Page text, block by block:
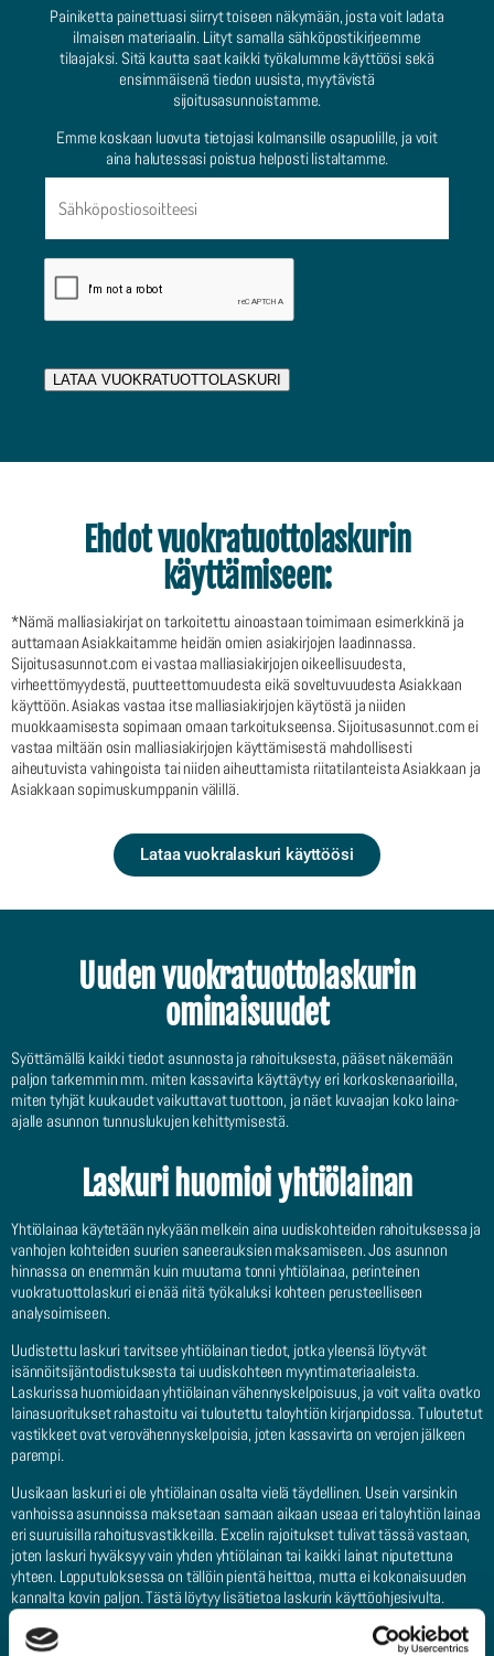
Painiketta painettuasi siirryt toiseen näkymään, josta voit ladata
ilmaisen materiaalin. Liityt samalla sähköpostikirjeemme
tilaajaksi. Sitä kautta saat kaikki työkalumme käyttöösi sekä
ensimmäisenä tiedon uusista, myytävistä
sijoitusasunnoistamme.
Emme koskaan luovuta tietojasi kolmansille osapuolille, ja voit
aina halutessasi poistua helposti listaltamme.
LATAA VUOKRATUOTTOLASKURI
Ehdot vuokratuottolaskurin
käyttämiseen:
*Nämä malliasiakirjat on tarkoitettu ainoastaan toimimaan esimerkkinä ja
auttamaan Asiakkaitamme heidän omien asiakirjojen laadinnassa.
Sijoitusasunnot.com ei vastaa malliasiakirjojen oikeellisuudesta,
virheettömyydestä, puutteettomuudesta eikä soveltuvuudesta Asiakkaan
käyttöön. Asiakas vastaa itse malliasiakirjojen käytöstä ja niiden
muokkaamisesta sopimaan omaan tarkoitukseensa. Sijoitusasunnot.com ei
vastaa miltään osin malliasiakirjojen käyttämisestä mahdollisesti
aiheutuvista vahingoista tai niiden aiheuttamista riitatilanteista Asiakkaan ja
Asiakkaan sopimuskumppanin välillä.
Lataa vuokralaskuri käyttöösi
Uuden vuokratuottolaskurin
ominaisuudet
Syöttämällä kaikki tiedot asunnosta ja rahoituksesta, pääset näkemään
paljon tarkemmin mm. miten kassavirta käyttäytyy eri korkoskenaarioilla,
miten tyhjät kuukaudet vaikuttavat tuottoon, ja näet kuvaajan koko laina-
ajalle asunnon tunnuslukujen kehittymisestä.
Laskuri huomioi yhtiölainan
Yhtiölainaa käytetään nykyään melkein aina uudiskohteiden rahoituksessa ja
vanhojen kohteiden suurien saneerauksien maksamiseen. Jos asunnon
hinnassa on enemmän kuin muutama tonni yhtiölainaa, perinteinen
vuokratuottolaskuri ei enää riitä työkaluksi kohteen perusteelliseen
analysoimiseen.
Uudistettu laskuri tarvitsee yhtiölainan tiedot, jotka yleensä löytyvät
isännöitsijäntodistuksesta tai uudiskohteen myyntimateriaaleista.
Laskurissa huomioidaan yhtiölainan vähennyskelpoisuus, ja voit valita ovatko
lainasuoritukset rahastoitu vai tuloutettu taloyhtiön kirjanpidossa. Tuloutetut
vastikkeet ovat verovähennyskelpoisia, joten kassavirta on verojen jälkeen
parempi.
Uusikaan laskuri ei ole yhtiölainan osalta vielä täydellinen. Usein varsinkin
vanhoissa asunnoissa maksetaan samaan aikaan useaa eri taloyhtiön lainaa
eri suuruisilla rahoitusvastikkeilla. Excelin rajoitukset tulivat tässä vastaan,
joten laskuri hyväksyy vain yhden yhtiölainan tai kaikki lainat niputettuna
yhteen. Lopputuloksessa on tällöin pientä heittoa, mutta ei kokonaisuuden
kannalta kovin paljon. Tästä löytyy lisätietoa laskurin käyttöohjesivulta.